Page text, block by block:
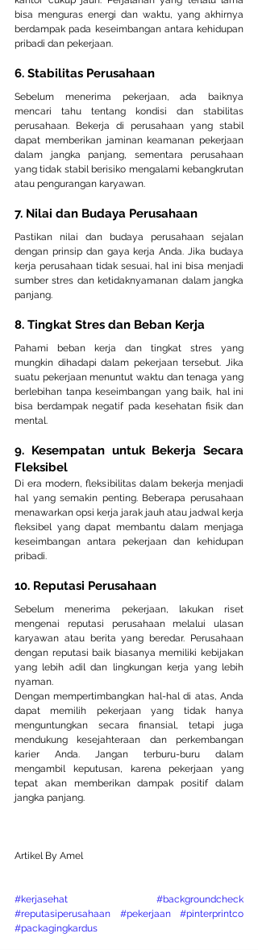
bisa menguras energi dan waktu, yang akhirnya
berdampak pada keseimbangan antara kehidupan
pribadi dan pekerjaan.
6. Stabilitas Perusahaan
Sebelum menerima pekerjaan, ada baiknya
mencari tahu tentang kondisi dan stabilitas
perusahaan. Bekerja di perusahaan yang stabil
dapat memberikan jaminan keamanan pekerjaan
dalam jangka panjang, sementara perusahaan
yang tidak stabil berisiko mengalami kebangkrutan
atau pengurangan karyawan.
7. Nilai dan Budaya Perusahaan
Pastikan nilai dan budaya perusahaan sejalan
dengan prinsip dan gaya kerja Anda. Jika budaya
kerja perusahaan tidak sesuai, hal ini bisa menjadi
sumber stres dan ketidaknyamanan dalam jangka
panjang.
8. Tingkat Stres dan Beban Kerja
Pahami beban kerja dan tingkat stres yang
mungkin dihadapi dalam pekerjaan tersebut. Jika
suatu pekerjaan menuntut waktu dan tenaga yang
berlebihan tanpa keseimbangan yang baik, hal ini
bisa berdampak negatif pada kesehatan fisik dan
mental.
9. Kesempatan untuk Bekerja Secara
Fleksibel
Di era modern, fleksibilitas dalam bekerja menjadi
hal yang semakin penting. Beberapa perusahaan
menawarkan opsi kerja jarak jauh atau jadwal kerja
fleksibel yang dapat membantu dalam menjaga
keseimbangan antara pekerjaan dan kehidupan
pribadi.
10. Reputasi Perusahaan
Sebelum menerima pekerjaan, lakukan riset
mengenai reputasi perusahaan melalui ulasan
karyawan atau berita yang beredar. Perusahaan
dengan reputasi baik biasanya memiliki kebijakan
yang lebih adil dan lingkungan kerja yang lebih
nyaman.
Dengan mempertimbangkan hal-hal di atas, Anda
dapat memilih pekerjaan yang tidak hanya
menguntungkan secara finansial, tetapi juga
mendukung kesejahteraan dan perkembangan
karier Anda. Jangan terburu-buru dalam
mengambil keputusan, karena pekerjaan yang
tepat akan memberikan dampak positif dalam
jangka panjang.
Artikel By Amel
#kerjasehat
#backgroundcheck
#reputasiperusahaan
#pekerjaan
#pinterprintco
#packagingkardus